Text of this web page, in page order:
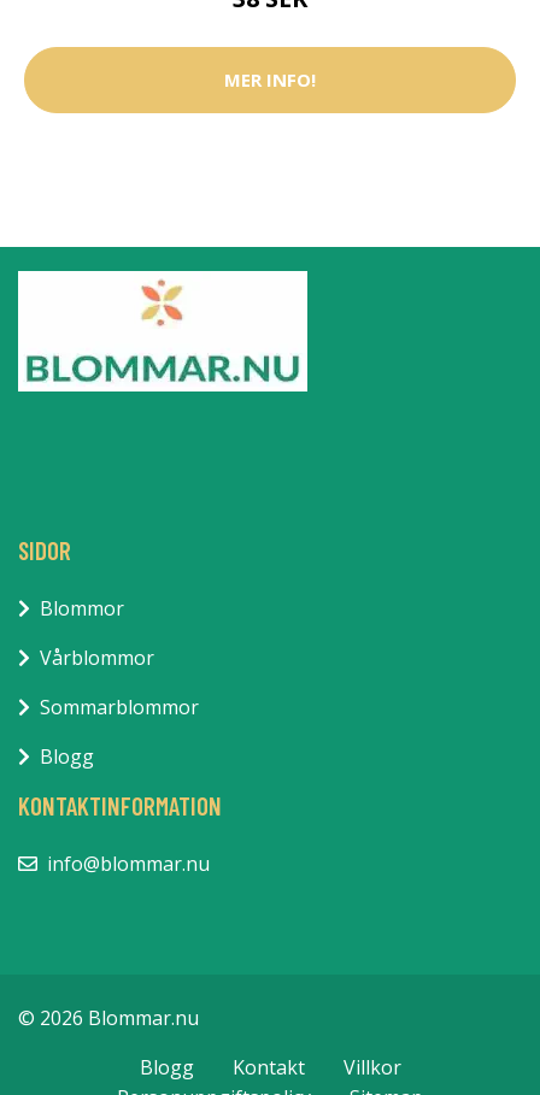
MER INFO!
SIDOR
Blommor
Vårblommor
Sommarblommor
Blogg
KONTAKTINFORMATION
info@blommar.nu
© 2026 Blommar.nu
Blogg
Kontakt
Villkor